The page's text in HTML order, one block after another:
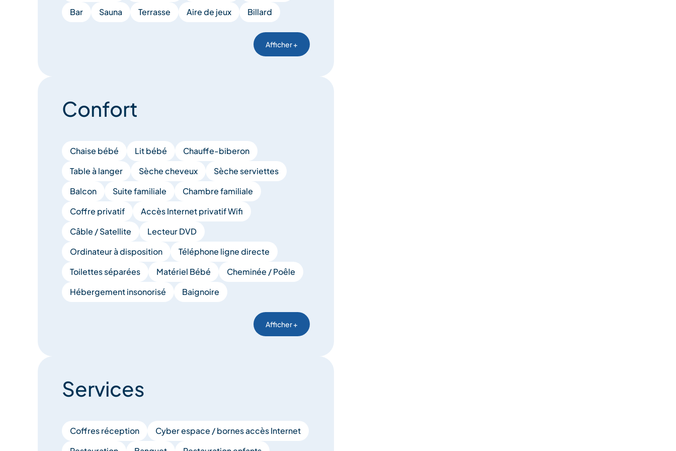
Bar
Sauna Terrasse Aire de jeux Billard
Afficher +
Confort
Chaise bébé Lit bébé
Chauffe-biberon
Table à langer
Sèche cheveux
Sèche serviettes
Balcon
Suite familiale
Chambre familiale
Coffre privatif
Accès Internet privatif Wifi
Câble / Satellite
Lecteur DVD
Ordinateur à disposition
Téléphone ligne directe
Toilettes séparées
Matériel Bébé
Cheminée / Poêle
Hébergement insonorisé
Baignoire
Afficher +
Services
Coffres réception
Cyber espace / bornes accès Internet